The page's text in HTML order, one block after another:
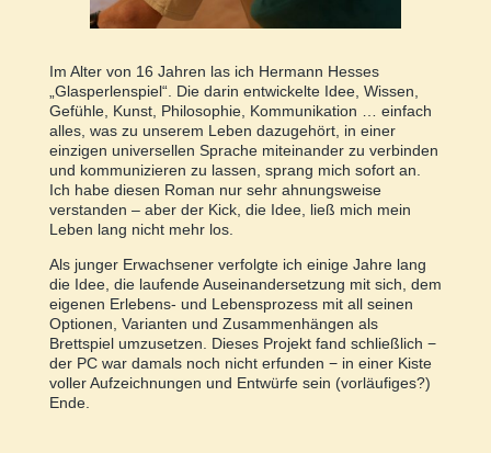
Im Alter von 16 Jahren las ich Hermann Hesses
„Glasperlenspiel“. Die darin entwickelte Idee, Wissen,
Gefühle, Kunst, Philosophie, Kommunikation … einfach
alles, was zu unserem Leben dazugehört, in einer
einzigen universellen Sprache miteinander zu verbinden
und kommunizieren zu lassen, sprang mich sofort an.
Ich habe diesen Roman nur sehr ahnungsweise
verstanden – aber der Kick, die Idee, ließ mich mein
Leben lang nicht mehr los.
Als junger Erwachsener verfolgte ich einige Jahre lang
die Idee, die laufende Auseinandersetzung mit sich, dem
eigenen Erlebens- und Lebensprozess mit all seinen
Optionen, Varianten und Zusammenhängen als
Brettspiel umzusetzen. Dieses Projekt fand schließlich −
der PC war damals noch nicht erfunden − in einer Kiste
voller Aufzeichnungen und Entwürfe sein (vorläufiges?)
Ende.